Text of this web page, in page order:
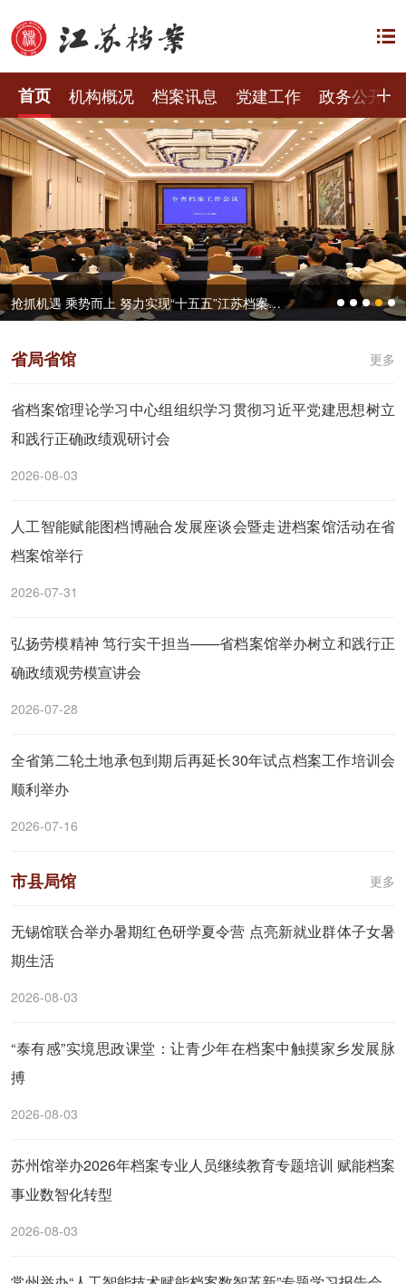
首页 机构概况 档案讯息 党建工作 政务公开
抢抓机遇 乘势而上 努力实现“十五五”江苏档案工作良好开局——全省档案工作会议在宁召开
省局省馆 更多
省档案馆理论学习中心组组织学习贯彻习近平党建思想树立
和践行正确政绩观研讨会
2026-08-03
人工智能赋能图档博融合发展座谈会暨走进档案馆活动在省
档案馆举行
2026-07-31
弘扬劳模精神 笃行实干担当——省档案馆举办树立和践行正
确政绩观劳模宣讲会
2026-07-28
全省第二轮土地承包到期后再延长30年试点档案工作培训会
顺利举办
2026-07-16
市县局馆 更多
无锡馆联合举办暑期红色研学夏令营 点亮新就业群体子女暑
期生活
2026-08-03
“泰有感”实境思政课堂：让青少年在档案中触摸家乡发展脉
搏
2026-08-03
苏州馆举办2026年档案专业人员继续教育专题培训 赋能档案
事业数智化转型
2026-08-03